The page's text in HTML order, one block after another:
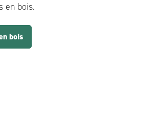
en bois.
bois